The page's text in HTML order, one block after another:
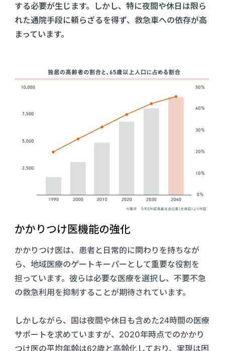
する必要が生じます。しかし、特に夜間や休日は限ら
れた通院手段に頼らざるを得ず、救急車への依存が高
まっています。
かかりつけ医機能の強化
かかりつけ医は、患者と日常的に関わりを持ちなが
ら、地域医療のゲートキーパーとして重要な役割を
担っています。彼らは必要な医療を選択し、不要不急
の救急利用を抑制することが期待されています。
しかしながら、国は夜間や休日も含めた24時間の医療
サポートを求めていますが、2020年時点でのかかり
つけ医の平均年齢は62歳と高齢化しており、実現は困